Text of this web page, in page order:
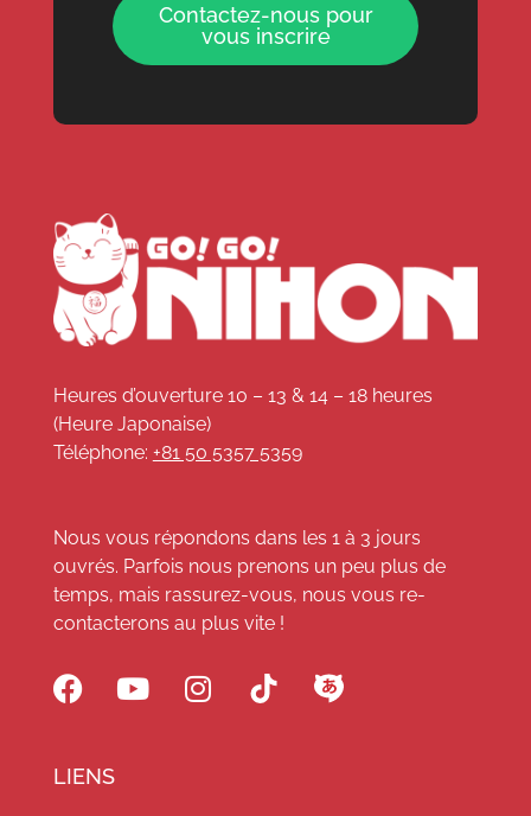
Contactez-nous pour
vous inscrire
Heures d’ouverture 10 – 13 & 14 – 18 heures
(Heure Japonaise)
Téléphone: +81 50 5357 5359
Nous vous répondons dans les 1 à 3 jours
ouvrés. Parfois nous prenons un peu plus de
temps, mais rassurez-vous, nous vous re-
contacterons au plus vite !
LIENS